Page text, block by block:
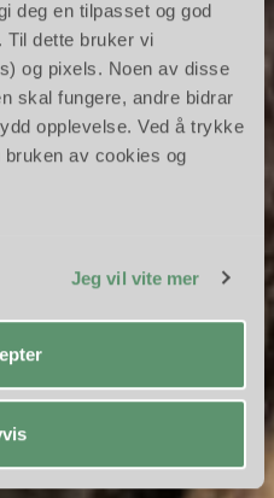
deg en tilpasset og god
Til dette bruker vi
og pixels. Noen av disse
skal fungere, andre bidrar
opplevelse. Ved å trykke
av cookies og
Jeg vil vite mer
på